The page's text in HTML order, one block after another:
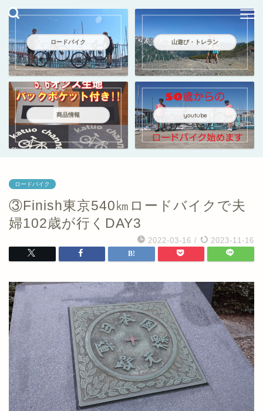
ロードバイク 山遊び・トレラン
商品情報 youtube
ロードバイク
③Finish東京540㎞ロードバイクで夫
婦102歳が行くDAY3
2022-03-16 / 2023-11-16